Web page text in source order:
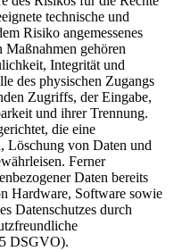
technische und
Risiko angemessenes
Maßnahmen gehören
Integrität und
des physischen Zugangs
Zugriffs, der Eingabe,
und ihrer Trennung.
die eine
Löschung von Daten und
Ferner
Daten bereits
Hardware, Software sowie
Datenschutzes durch
DSGVO).